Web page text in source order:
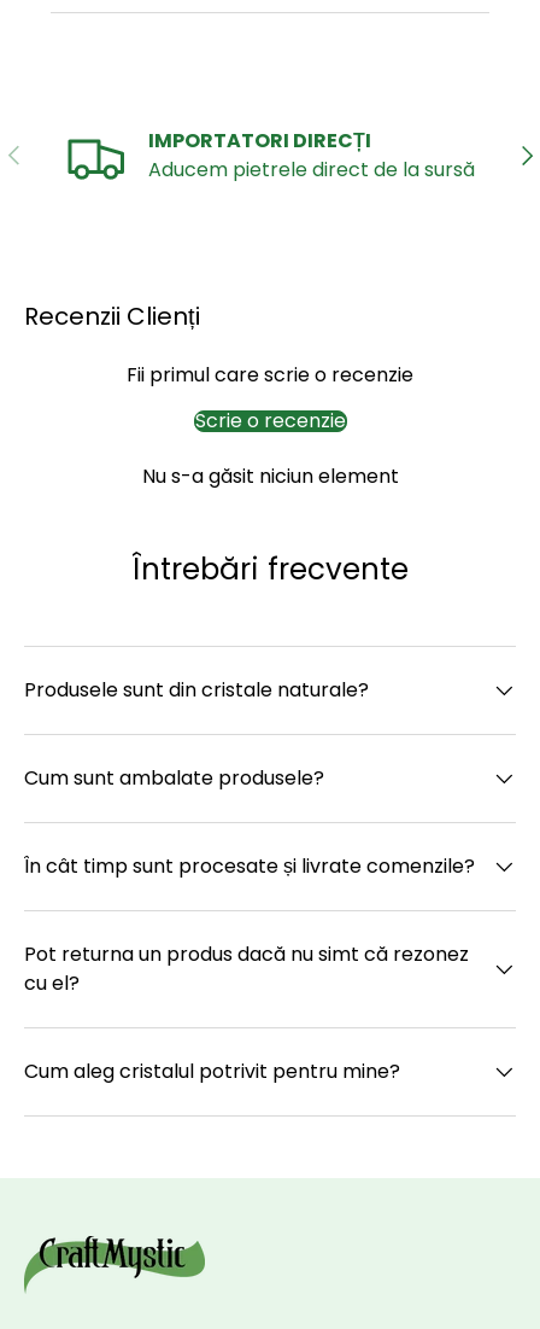
ANTERIOR
IMPORTATORI DIRECȚI
Aducem pietrele direct de la sursă
Recenzii Clienți
Fii primul care scrie o recenzie
Scrie o recenzie
Nu s-a găsit niciun element
Întrebări frecvente
Produsele sunt din cristale naturale?
Cum sunt ambalate produsele?
În cât timp sunt procesate și livrate comenzile?
Pot returna un produs dacă nu simt că rezonez
cu el?
Cum aleg cristalul potrivit pentru mine?